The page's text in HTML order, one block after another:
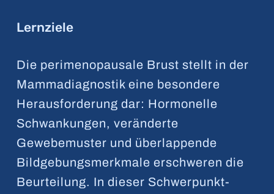
Lernziele
Die perimenopausale Brust stellt in der
Mammadiagnostik eine besondere
Herausforderung dar: Hormonelle
Schwankungen, veränderte
Gewebemuster und überlappende
Bildgebungsmerkmale erschweren die
Beurteilung. In dieser Schwerpunkt-